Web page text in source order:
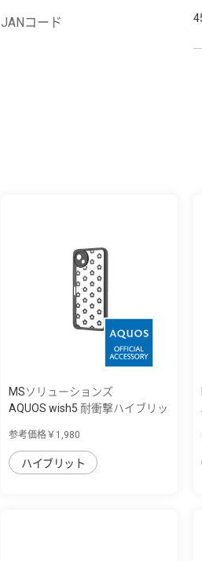
JANコード
MSソリューションズ
AQUOS wish5 耐衝撃ハイブリッ
参考価格￥1,980
ハイブリット